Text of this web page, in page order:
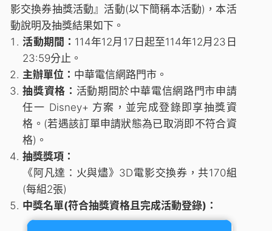
資費合約
帳單繳費
申請查詢
影交換券抽獎活動』活動(以下簡稱本活動)，本活
動說明及抽獎結果如下。
活動期間： 114年12月17日起至114年12月23日
23:59分止。
主辦單位： 中華電信網路門市。
抽獎資格： 活動期間於中華電信網路門市申請
任一 Disney+ 方案，並完成登錄即享抽獎資
格。(若遇該訂單申請狀態為已取消即不符合資
格)。
抽獎獎項：
《阿凡達：火與燼》3D電影交換券，共170組
(每組2張)
中獎名單(符合抽獎資格且完成活動登錄)：